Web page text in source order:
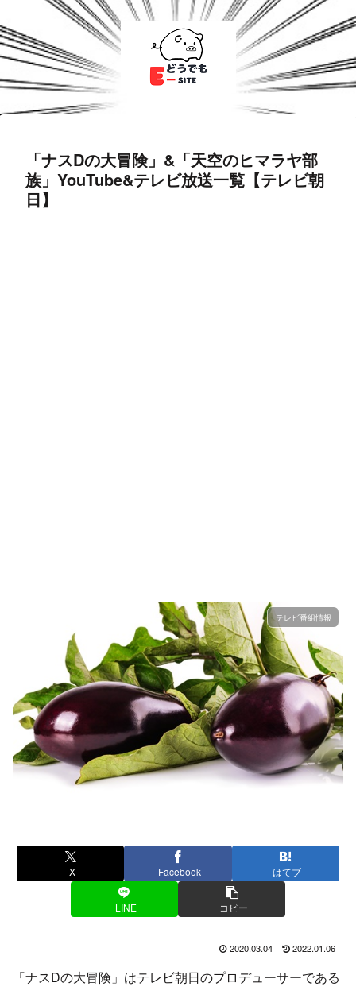
「ナスDの大冒険」&「天空のヒマラヤ部
族」YouTube&テレビ放送一覧【テレビ朝
日】
テレビ番組情報
X Facebook はてブ
LINE コピー
2020.03.04 2022.01.06
「ナスDの大冒険」はテレビ朝日のプロデューサーである